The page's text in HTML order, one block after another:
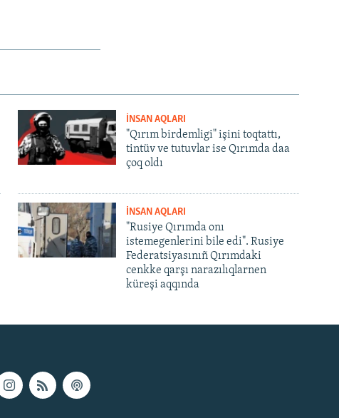
İNSAN AQLARI
"Qırım birdemligi" işini toqtattı,
tintüv ve tutuvlar ise Qırımda daa
çoq oldı
İNSAN AQLARI
"Rusiye Qırımda onı
istemegenlerini bile edi". Rusiye
Federatsiyasınıñ Qırımdaki
cenkke qarşı narazılıqlarnen
küreşi aqqında